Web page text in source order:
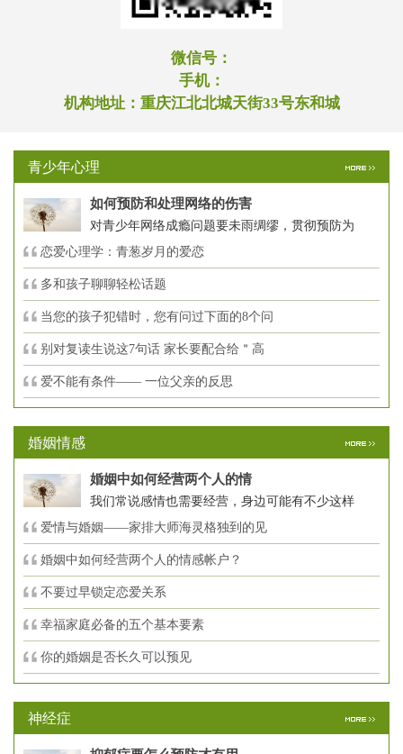
微信号：
手机：
机构地址： 重庆江北北城天街33号东和城
青少年心理
如何预防和处理网络的伤害
对青少年网络成瘾问题要未雨绸缪，贯彻预防为
恋爱心理学：青葱岁月的爱恋
多和孩子聊聊轻松话题
当您的孩子犯错时，您有问过下面的8个问
别对复读生说这7句话 家长要配合给＂高
爱不能有条件—— 一位父亲的反思
婚姻情感
婚姻中如何经营两个人的情
我们常说感情也需要经营，身边可能有不少这样
爱情与婚姻——家排大师海灵格独到的见
婚姻中如何经营两个人的情感帐户？
不要过早锁定恋爱关系
幸福家庭必备的五个基本要素
你的婚姻是否长久可以预见
神经症